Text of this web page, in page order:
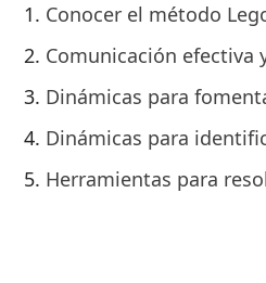
Conocer el método
Comunicación efectiva
Dinámicas para
Dinámicas para
Herramientas para